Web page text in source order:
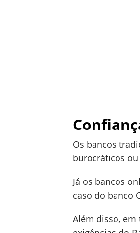
Os bancos
burocráticos
Já os bancos
caso do banco
Além disso, em